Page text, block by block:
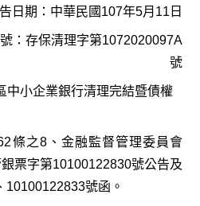
華民國107年5月11日
理字第1072020097A
號
中小企業銀行清理完結暨債權
條之8、金融監督管理委員會
票字第10100122830號公告及
10100122833號函。